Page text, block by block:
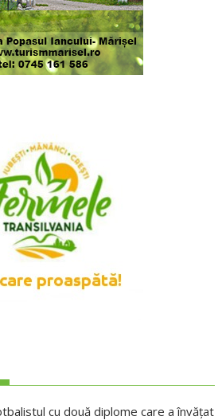
cu două diplome care a învățat